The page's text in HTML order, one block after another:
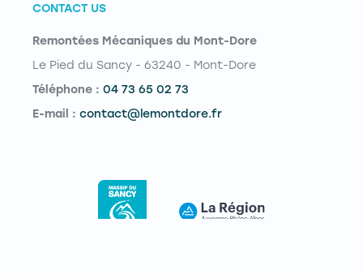
CONTACT US
Remontées Mécaniques du Mont-Dore
Le Pied du Sancy - 63240 - Mont-Dore
Téléphone : 04 73 65 02 73
E-mail : contact@lemontdore.fr